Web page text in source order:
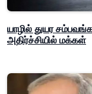
யாழில் துயர
அதிர்ச்சியில் மக்கள்